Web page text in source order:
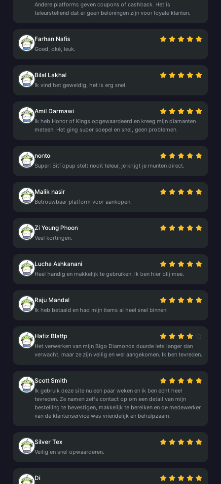
Andere platforms geven coupons of cashback. Het is
teleurstellend dat er geen beloningen zijn voor loyale klanten.
Farhan Nafis
Goed, oké, leuk.
Bilal Lakhal
Ik vind het geweldig, het is erg snel.
Amil Darmawi
Ik heb Honor of Kings opgewaardeerd en kreeg mijn diamanten
meteen. Het ging super soepel en snel, geen problemen.
nonto
Super! BitTopup stelt nooit teleur, je krijgt je munten direct.
Malik nasir
Betrouwbaar platform voor aankopen.
Zi Young Phoon
Veel kortingen.
Lucha Ashkanani
Heel handig en makkelijk te gebruiken. Ik ben hier blij mee.
Raju Mandal
Ik heb betaald en had mijn items al heel snel binnen.
Hafiz Blattp
Het verwerken van mijn Bigo Diamonds duurde iets langer dan
verwacht, maar ze zijn veilig en wel aangekomen. Ik ben tevreden.
Scott Smith
Ik gebruik deze site nu een paar weken en ik ben echt heel
tevreden. Ze namen zelfs contact op om een detail van mijn
bestelling te bevestigen, makkelijk te bereiken en de medewerker
van de klantenservice was vriendelijk en behulpzaam.
Silver Tex
Veilig en snel opwaarderen.
Di